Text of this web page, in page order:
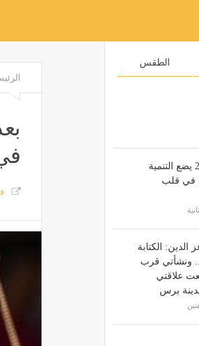
الطقس
مشروع مالية 2027 يضع التنمية
في قلب
الدين: الكتابة
ونشأتي قرب
علاقتي
برس